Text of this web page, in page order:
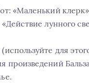
«Маленький
лунного
для
произведений